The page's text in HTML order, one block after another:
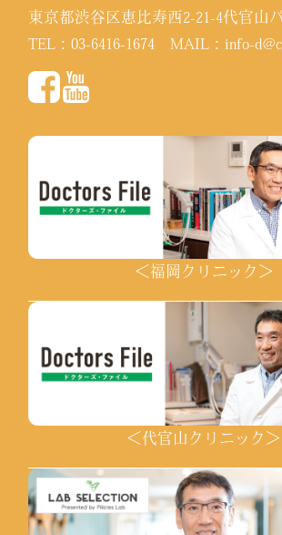
東京都渋谷区恵比寿西2-21-4代官山
TEL：03-6416-1674 MAIL：info-
＜福岡クリニック＞
＜代官山クリニック＞